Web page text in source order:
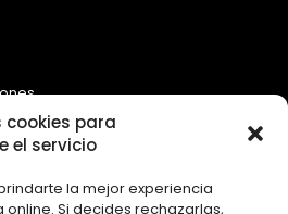
cookies para
el servicio
la mejor experiencia
Si decides rechazarlas,